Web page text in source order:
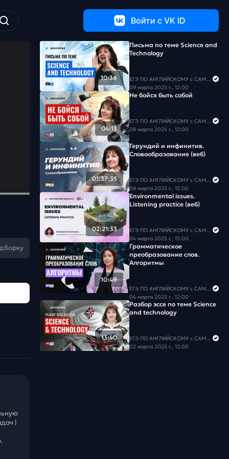
Войти c VK ID
|
10:36
Письма по теме Science and
Technology
ЕГЭ ПО АНГЛИЙСКОМУ с САМИРОЙ COOLешовой
09 марта 2025 г., 12:00
04:13
Не бойся быть собой
ЕГЭ ПО АНГЛИЙСКОМУ с САМИРОЙ COOLешовой
08 марта 2025 г., 12:00
01:37:35
Герундий и инфинитив.
Словообразование (веб)
ЕГЭ ПО АНГЛИЙСКОМУ с САМИРОЙ COOLешовой
06 марта 2025 г., 13:00
02:21:33
Environmental issues.
Listening practice (веб)
ЕГЭ ПО АНГЛИЙСКОМУ с САМИРОЙ COOLешовой
04 марта 2025 г., 13:00
10:49
Грамматическое
преобразование слов.
Алгоритмы
ЕГЭ ПО АНГЛИЙСКОМУ с САМИРОЙ COOLешовой
04 марта 2025 г., 12:00
13:40
Разбор эссе по теме Science
and technology
ЕГЭ ПО АНГЛИЙСКОМУ с САМИРОЙ COOLешовой
02 марта 2025 г., 12:00